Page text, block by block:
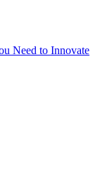
Need to Innovate